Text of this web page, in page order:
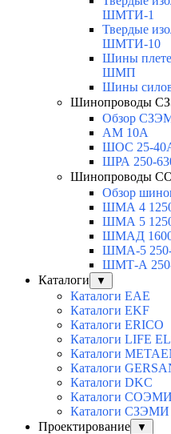
ШМТИ-1
Твердые
ШМТИ-10
Шины
ШМП
Шины
Шинопроводы
Обзор
АМ 10А
ШОС 25-
ШРА 250-
Шинопроводы
Обзор
ШМА 4
ШМА 5
ШМАД
ШМА-5
ШМТ-А
Каталоги
▼
Каталоги EAE
Каталоги EKF
Каталоги ERICO
Каталоги LIFE
Каталоги
Каталоги
Каталоги DKC
Каталоги СОЭМИ
Каталоги СЗЭМИ
Проектирование
▼